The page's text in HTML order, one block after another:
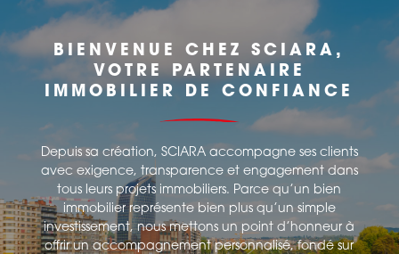
BIENVENUE CHEZ SCIARA,
VOTRE PARTENAIRE
IMMOBILIER DE CONFIANCE
Depuis sa création, SCIARA accompagne ses clients
avec exigence, transparence et engagement dans
tous leurs projets immobiliers. Parce qu’un bien
immobilier représente bien plus qu’un simple
investissement, nous mettons un point d’honneur à
offrir un accompagnement personnalisé, fondé sur